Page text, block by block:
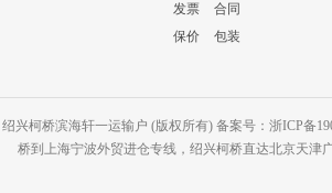
发票
合同
保价
包装
绍兴柯桥滨海轩一运输户 (版权所有) 备案号：浙ICP备
桥到上海宁波外贸进仓专线，绍兴柯桥直达北京天津